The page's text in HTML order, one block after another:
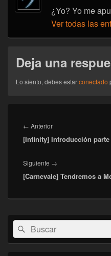
¿Yo? Yo me
Ver todas las
Deja una
Lo siento, debes estarconectado
de
entradas
← AnteriorEntrada
anterior:
[Infinity] Introducción
Siguiente →
siguiente:
[Carnevale] Tendremos a
El
área
de
Buscar
por:
Buscar